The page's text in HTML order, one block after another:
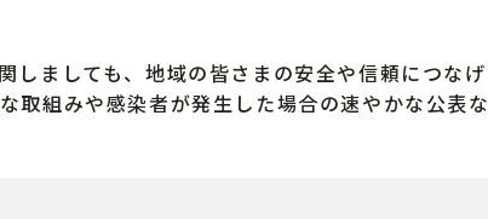
ましても、地域の皆さまの安全や信頼につなげ
取組みや感染者が発生した場合の速やかな公表な